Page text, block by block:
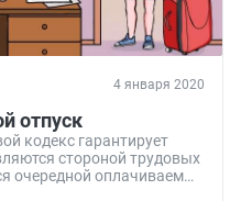
4 января 2020
отпуск
кодекс гарантирует
стороной трудовых
очередной оплачиваемый